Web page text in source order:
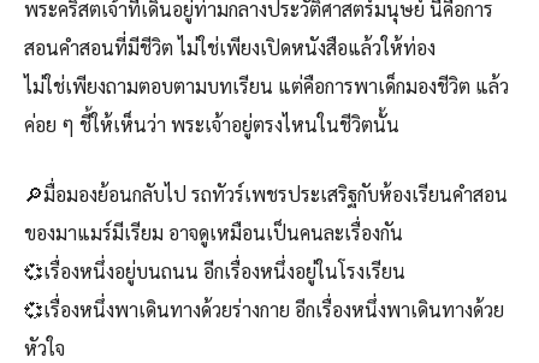
พระคริสตเจ้าที่เดินอยู่ท่ามกลางประวัติศาสตร์มนุษย์ นี่คือการ
สอนคำสอนที่มีชีวิต ไม่ใช่เพียงเปิดหนังสือแล้วให้ท่อง
ไม่ใช่เพียงถามตอบตามบทเรียน แต่คือการพาเด็กมองชีวิต แล้ว
ค่อย ๆ ชี้ให้เห็นว่า พระเจ้าอยู่ตรงไหนในชีวิตนั้น
🔎มื่อมองย้อนกลับไป รถทัวร์เพชรประเสริฐกับห้องเรียนคำสอน
ของมาแมร์มีเรียม อาจดูเหมือนเป็นคนละเรื่องกัน
💞เรื่องหนึ่งอยู่บนถนน อีกเรื่องหนึ่งอยู่ในโรงเรียน
💞เรื่องหนึ่งพาเดินทางด้วยร่างกาย อีกเรื่องหนึ่งพาเดินทางด้วย
หัวใจ